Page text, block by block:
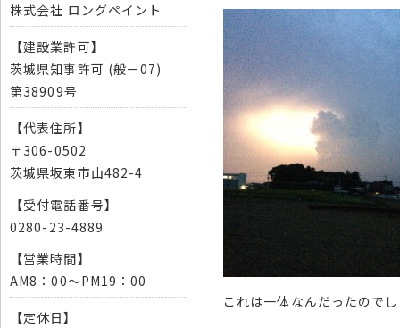
これは一体なんだったので
株式会社 ロングペイント
【建設業許可】
茨城県知事許可 (般ー07)
第38909号
【代表住所】
〒306-0502
茨城県坂東市山482-4
【受付電話番号】
0280-23-4889
【営業時間】
AM8：00～PM19：00
【定休日】